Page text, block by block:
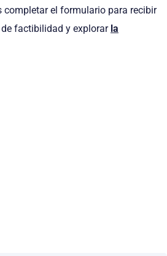
completar el formulario para recibir
factibilidad y explorar la